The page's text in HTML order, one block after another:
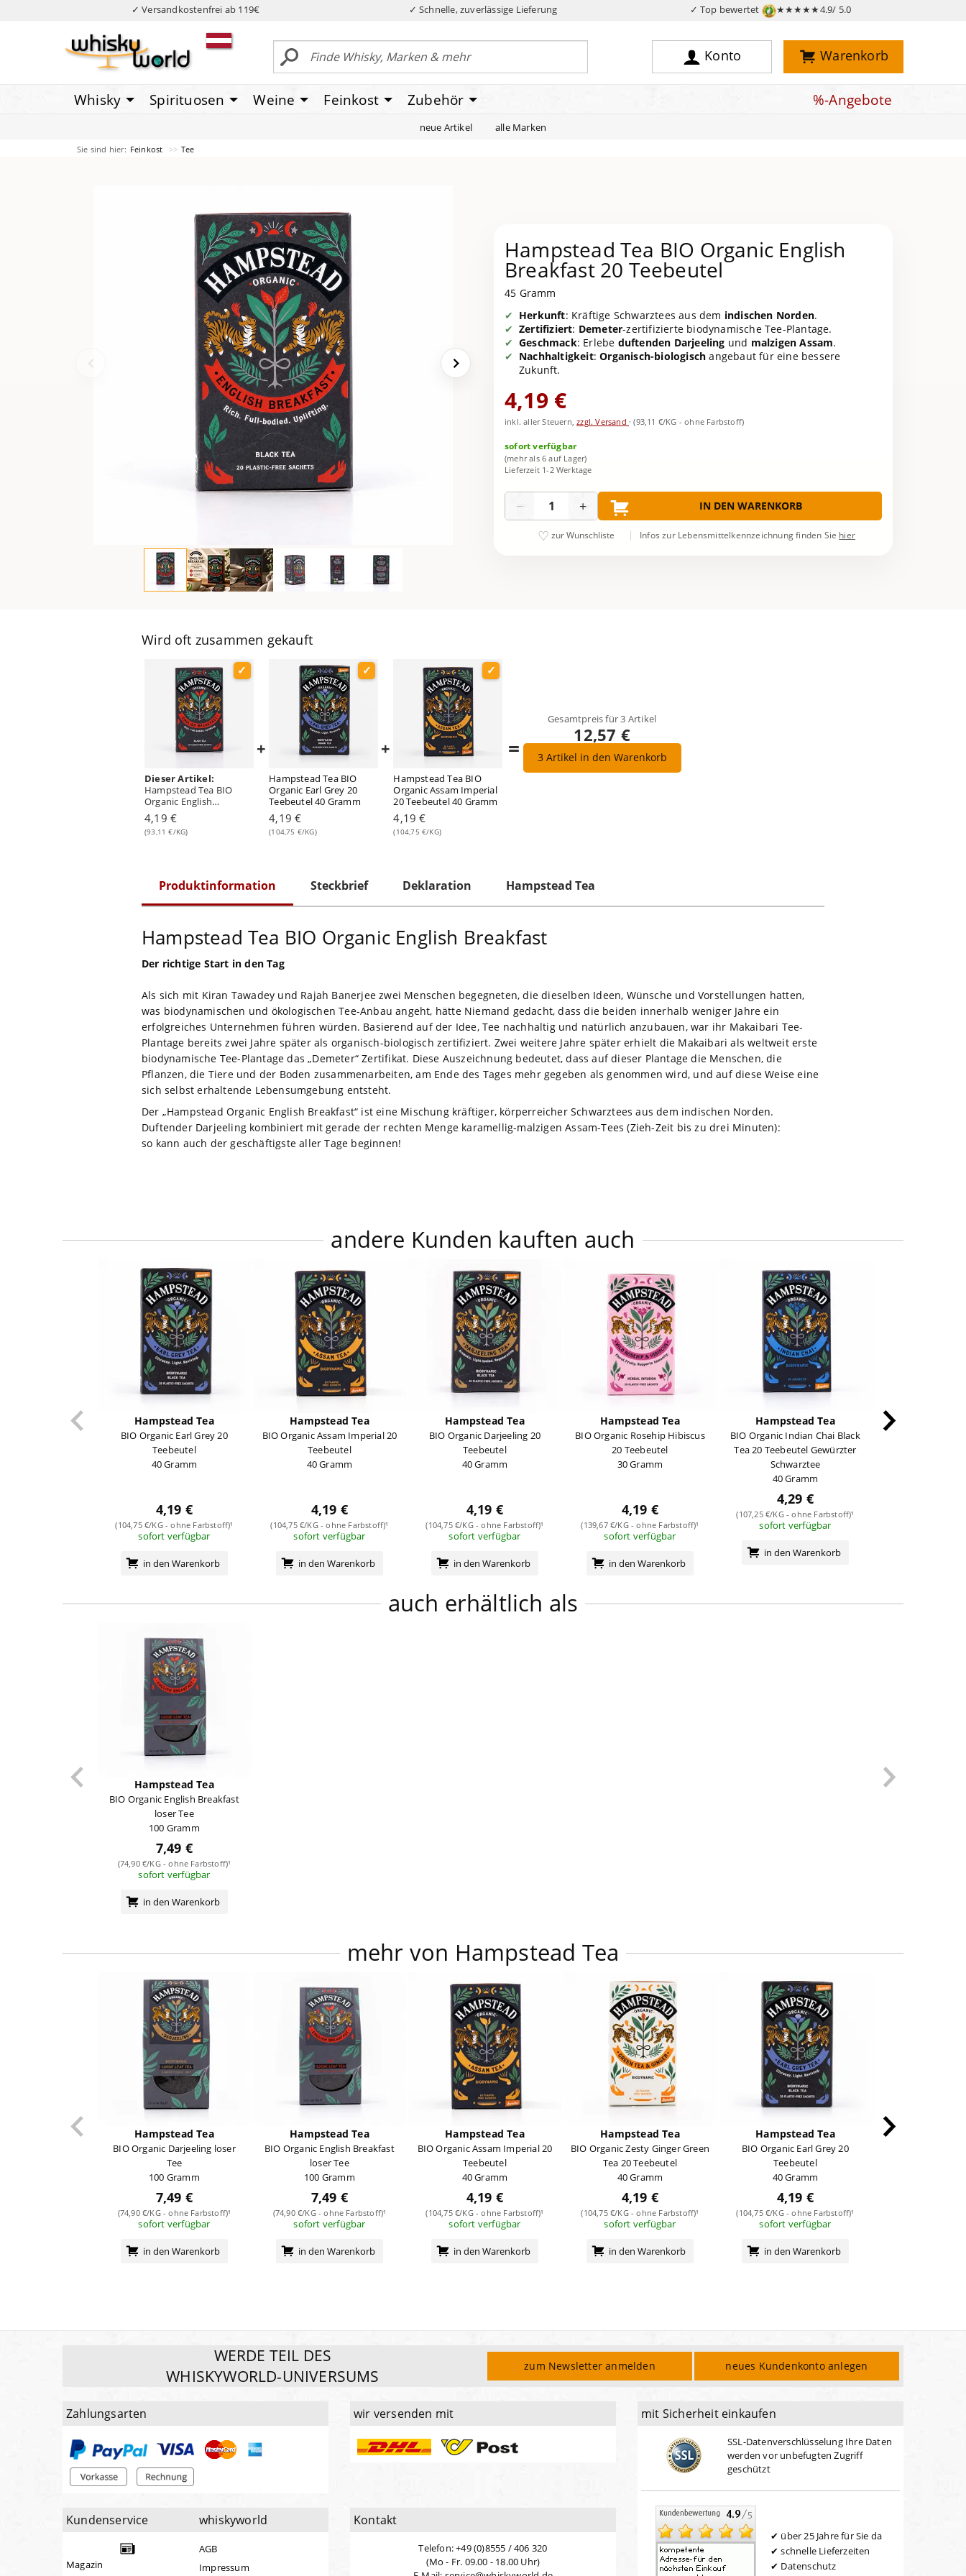
✓ Versandkostenfrei ab 119€ ✓ Schnelle, zuverlässige Lieferung ✓ Top bewertet ★★★★★4.9/ 5.0
Konto Warenkorb
Whisky Spirituosen Weine Feinkost Zubehör %-Angebote
neue Artikel alle Marken
Sie sind hier: Feinkost Tee
Hampstead Tea BIO Organic English
Breakfast 20 Teebeutel
45 Gramm
Herkunft: Kräftige Schwarztees aus dem indischen Norden.
Zertifiziert: Demeter-zertifizierte biodynamische Tee-Plantage.
Geschmack: Erlebe duftenden Darjeeling und malzigen Assam.
Nachhaltigkeit:Organisch-biologisch angebaut für eine bessere
Zukunft.
4,19 €
inkl. aller Steuern,zzgl. Versand ·(93,11 €/KG - ohne Farbstoff)
sofort verfügbar
(mehr als 6 auf Lager)
Lieferzeit 1-2 Werktage
− + IN DEN WARENKORB
zur Wunschliste Infos zur Lebensmittelkennzeichnung finden Sie hier
Wird oft zusammen gekauft
Dieser Artikel:
Hampstead Tea BIO
Organic English
Breakfast 20 Teebeutel
45 Gramm
4,19 €
(93,11 €/KG)
+
Hampstead Tea BIO
Organic Earl Grey 20
Teebeutel 40 Gramm
4,19 €
(104,75 €/KG)
+
Hampstead Tea BIO
Organic Assam Imperial
20 Teebeutel 40 Gramm
4,19 €
(104,75 €/KG)
=
Gesamtpreis für3 Artikel
12,57 €
3Artikel in den Warenkorb
Produktinformation Steckbrief Deklaration Hampstead Tea
Hampstead Tea BIO Organic English Breakfast
Der richtige Start in den Tag
Als sich mit Kiran Tawadey und Rajah Banerjee zwei Menschen begegneten, die dieselben Ideen, Wünsche und Vorstellungen hatten,
was biodynamischen und ökologischen Tee-Anbau angeht, hätte Niemand gedacht, dass die beiden innerhalb weniger Jahre ein
erfolgreiches Unternehmen führen würden. Basierend auf der Idee, Tee nachhaltig und natürlich anzubauen, war ihr Makaibari Tee-
Plantage bereits zwei Jahre später als organisch-biologisch zertifiziert. Zwei weitere Jahre später erhielt die Makaibari als weltweit erste
biodynamische Tee-Plantage das „Demeter“ Zertifikat. Diese Auszeichnung bedeutet, dass auf dieser Plantage die Menschen, die
Pflanzen, die Tiere und der Boden zusammenarbeiten, am Ende des Tages mehr gegeben als genommen wird, und auf diese Weise eine
sich selbst erhaltende Lebensumgebung entsteht.
Der „Hampstead Organic English Breakfast“ ist eine Mischung kräftiger, körperreicher Schwarztees aus dem indischen Norden.
Duftender Darjeeling kombiniert mit gerade der rechten Menge karamellig-malzigen Assam-Tees (Zieh-Zeit bis zu drei Minuten):
so kann auch der geschäftigste aller Tage beginnen!
andere Kunden kauften auch
Hampstead Tea
BIO Organic Earl Grey 20
Teebeutel
40 Gramm
4,19 €
(104,75 €/KG - ohne Farbstoff)¹
sofort verfügbar
in den Warenkorb
Hampstead Tea
BIO Organic Assam Imperial 20
Teebeutel
40 Gramm
4,19 €
(104,75 €/KG - ohne Farbstoff)¹
sofort verfügbar
in den Warenkorb
Hampstead Tea
BIO Organic Darjeeling 20
Teebeutel
40 Gramm
4,19 €
(104,75 €/KG - ohne Farbstoff)¹
sofort verfügbar
in den Warenkorb
Hampstead Tea
BIO Organic Rosehip Hibiscus
20 Teebeutel
30 Gramm
4,19 €
(139,67 €/KG - ohne Farbstoff)¹
sofort verfügbar
in den Warenkorb
Hampstead Tea
BIO Organic Indian Chai Black
Tea 20 Teebeutel Gewürzter
Schwarztee
40 Gramm
4,29 €
(107,25 €/KG - ohne Farbstoff)¹
sofort verfügbar
in den Warenkorb
BIO Organic Black
auch erhältlich als
Hampstead Tea
BIO Organic English Breakfast
loser Tee
100 Gramm
7,49 €
(74,90 €/KG - ohne Farbstoff)¹
sofort verfügbar
in den Warenkorb
mehr von Hampstead Tea
Hampstead Tea
BIO Organic Darjeeling loser
Tee
100 Gramm
7,49 €
(74,90 €/KG - ohne Farbstoff)¹
sofort verfügbar
in den Warenkorb
Hampstead Tea
BIO Organic English Breakfast
loser Tee
100 Gramm
7,49 €
(74,90 €/KG - ohne Farbstoff)¹
sofort verfügbar
in den Warenkorb
Hampstead Tea
BIO Organic Assam Imperial 20
Teebeutel
40 Gramm
4,19 €
(104,75 €/KG - ohne Farbstoff)¹
sofort verfügbar
in den Warenkorb
Hampstead Tea
BIO Organic Zesty Ginger Green
Tea 20 Teebeutel
40 Gramm
4,19 €
(104,75 €/KG - ohne Farbstoff)¹
sofort verfügbar
in den Warenkorb
Hampstead Tea
BIO Organic Earl Grey 20
Teebeutel
40 Gramm
4,19 €
(104,75 €/KG - ohne Farbstoff)¹
sofort verfügbar
in den Warenkorb
WERDE TEIL DES
WHISKYWORLD-UNIVERSUMS
zum Newsletter anmelden neues Kundenkonto anlegen
Zahlungsarten wir versenden mit
Kundenservice
Magazin
whiskyworld
AGB
Impressum
Kontakt
Telefon: +49 (0)8555 / 406 320
(Mo - Fr. 09.00 - 18.00 Uhr)
mit Sicherheit einkaufen
SSL-Datenverschlüsselung Ihre Daten
werden vor unbefugten Zugriff
geschützt
über 25 Jahre für Sie da
schnelle Lieferzeiten
Datenschutz